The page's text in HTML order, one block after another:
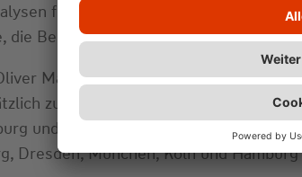
für Pflegeimmobilien,
die Beratungen zur
Matzek wird die
zum Kölner Büro mit den Büros in
und der Geschäftsstelle München.
Dresden, München, Köln und